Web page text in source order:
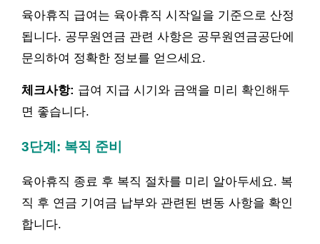
육아휴직 급여는 육아휴직 시작일을 기준으로 산정
됩니다. 공무원연금 관련 사항은 공무원연금공단에
문의하여 정확한 정보를 얻으세요.
체크사항: 급여 지급 시기와 금액을 미리 확인해두
면 좋습니다.
3단계: 복직 준비
육아휴직 종료 후 복직 절차를 미리 알아두세요. 복
직 후 연금 기여금 납부와 관련된 변동 사항을 확인
합니다.